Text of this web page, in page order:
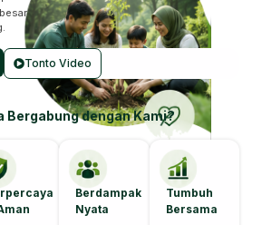
Tonto Video
Bergabung dengan Kami?
Berdampak
Nyata
Tumbuh
Bersama